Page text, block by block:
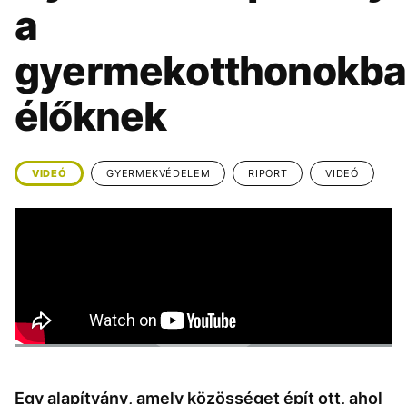
KÖZÉLET UTAZÁS
ÉLETMÓD
BESZÉLGETÉSEK ARCOK
VIDEÓ
a
élőknek
VIDEÓ GYERMEKVÉDELEM RIPORT VIDEÓ
Egy alapítvány, amely közösséget épít ott, ahol